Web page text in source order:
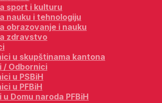
sport i kulturu
nauku i tehnologiju
obrazovanje i nauku
zdravstvo
u skupštinama kantona
/ Odbornici
u PSBiH
u PFBiH
Domu naroda PFBiH